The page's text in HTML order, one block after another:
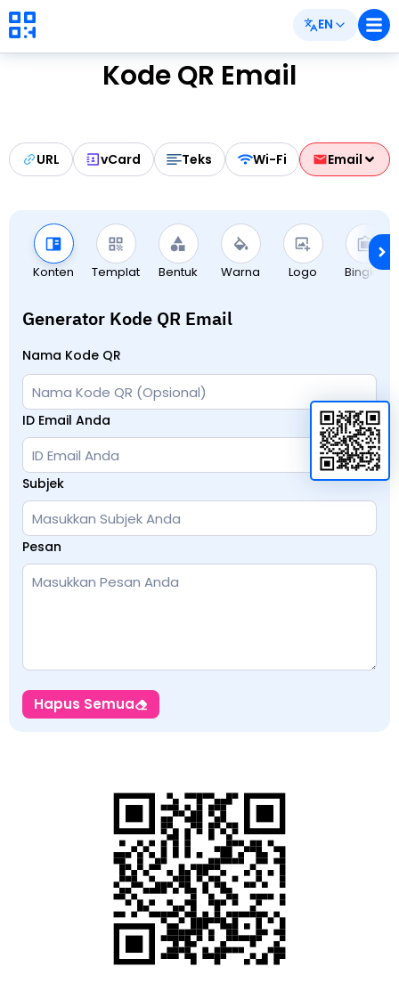
EN
Kode QR Email
URL vCard Teks Wi-Fi Email
Konten Templat Bentuk Warna Logo Bingkai
Generator Kode QR Email
Nama Kode QR
ID Email Anda
Subjek
Pesan
Hapus Semua